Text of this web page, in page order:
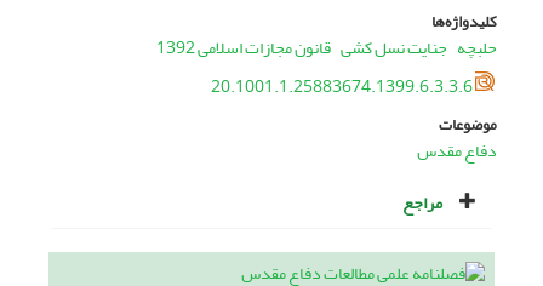
کلیدواژه‌ها
حلبچه جنایت نسل کشی قانون مجازات اسلامی 1392
20.1001.1.25883674.1399.6.3.3.6
موضوعات
دفاع مقدس
مراجع